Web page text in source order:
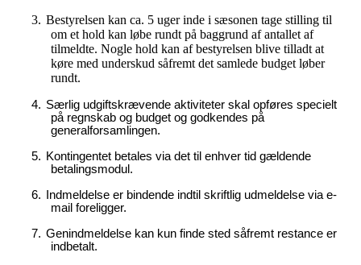
3. Bestyrelsen kan ca. 5 uger inde i sæsonen tage stilling til
om et hold kan løbe rundt på baggrund af antallet af
tilmeldte. Nogle hold kan af bestyrelsen blive tilladt at
køre med underskud såfremt det samlede budget løber
rundt.
4. Særlig udgiftskrævende aktiviteter skal opføres specielt
på regnskab og budget og godkendes på
generalforsamlingen.
5. Kontingentet betales via det til enhver tid gældende
betalingsmodul.
6.
Indmeldelse er bindende indtil skriftlig udmeldelse via e-
mail foreligger.
7. Genindmeldelse kan kun finde sted såfremt restance er
indbetalt.